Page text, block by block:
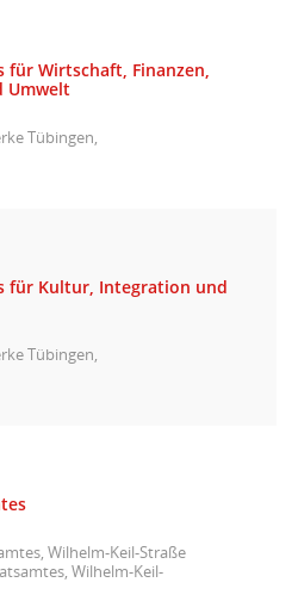
für Wirtschaft, Finanzen,
Umwelt
Tübingen,
für Kultur, Integration und
Tübingen,
Wilhelm-Keil-Straße
Wilhelm-Keil-